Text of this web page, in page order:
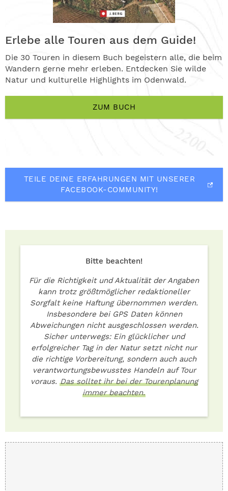
Erlebe alle Touren aus dem Guide!
Die 30 Touren in diesem Buch begeistern alle, die beim
Wandern gerne mehr erleben. Entdecken Sie wilde
Natur und kulturelle Highlights im Odenwald.
ZUM BUCH
TEILE DEINE ERFAHRUNGEN MIT UNSERER
FACEBOOK-COMMUNITY!
Bitte beachten!
Für die Richtigkeit und Aktualität der Angaben
kann trotz größtmöglicher redaktioneller
Sorgfalt keine Haftung übernommen werden.
Insbesondere bei GPS Daten können
Abweichungen nicht ausgeschlossen werden.
Sicher unterwegs: Ein glücklicher und
erfolgreicher Tag in der Natur setzt nicht nur
die richtige Vorbereitung, sondern auch auch
verantwortungsbewusstes Handeln auf Tour
voraus. Das solltet ihr bei der Tourenplanung
immer beachten.